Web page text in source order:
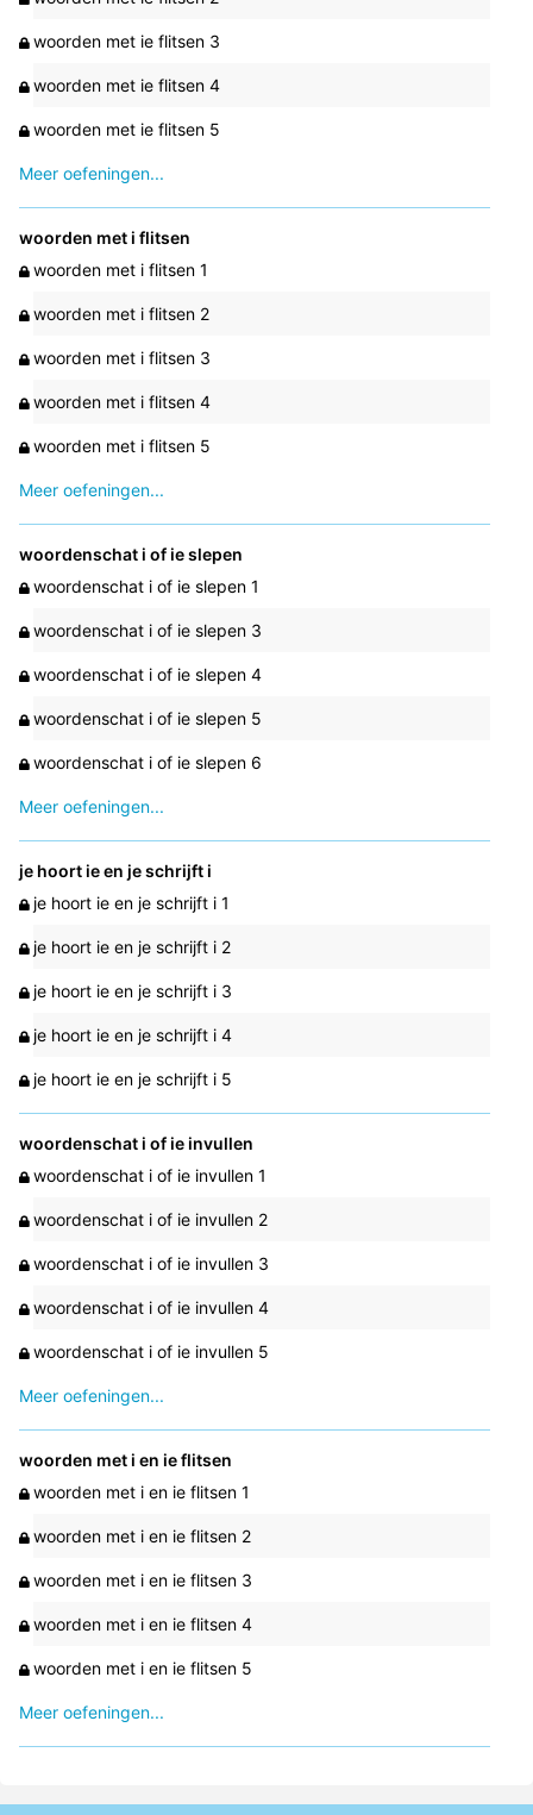
woorden met ie flitsen 3
woorden met ie flitsen 4
woorden met ie flitsen 5
Meer oefeningen...
woorden met i flitsen
woorden met i flitsen 1
woorden met i flitsen 2
woorden met i flitsen 3
woorden met i flitsen 4
woorden met i flitsen 5
Meer oefeningen...
woordenschat i of ie slepen
woordenschat i of ie slepen 1
woordenschat i of ie slepen 3
woordenschat i of ie slepen 4
woordenschat i of ie slepen 5
woordenschat i of ie slepen 6
Meer oefeningen...
je hoort ie en je schrijft i
je hoort ie en je schrijft i 1
je hoort ie en je schrijft i 2
je hoort ie en je schrijft i 3
je hoort ie en je schrijft i 4
je hoort ie en je schrijft i 5
woordenschat i of ie invullen
woordenschat i of ie invullen 1
woordenschat i of ie invullen 2
woordenschat i of ie invullen 3
woordenschat i of ie invullen 4
woordenschat i of ie invullen 5
Meer oefeningen...
woorden met i en ie flitsen
woorden met i en ie flitsen 1
woorden met i en ie flitsen 2
woorden met i en ie flitsen 3
woorden met i en ie flitsen 4
woorden met i en ie flitsen 5
Meer oefeningen...